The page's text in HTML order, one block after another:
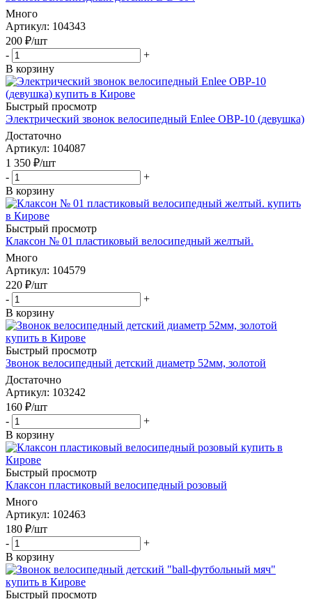
Много
Артикул: 104343
200 ₽/шт
-
+
В корзину
Быстрый просмотр
Электрический звонок велосипедный Enlee OBP-10 (девушка)
Достаточно
Артикул: 104087
1 350 ₽/шт
-
+
В корзину
Быстрый просмотр
Клаксон № 01 пластиковый велосипедный желтый.
Много
Артикул: 104579
220 ₽/шт
-
+
В корзину
Быстрый просмотр
Звонок велосипедный детский диаметр 52мм, золотой
Достаточно
Артикул: 103242
160 ₽/шт
-
+
В корзину
Быстрый просмотр
Клаксон пластиковый велосипедный розовый
Много
Артикул: 102463
180 ₽/шт
-
+
В корзину
Быстрый просмотр